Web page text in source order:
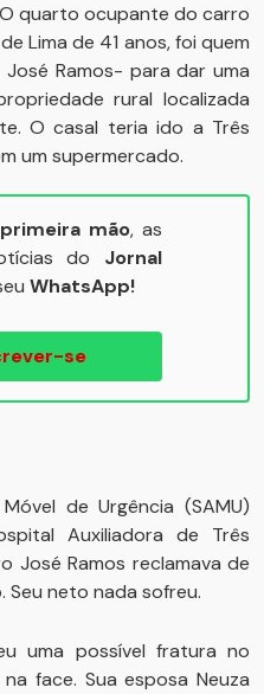
quarto ocupante do carro
Lima de 41 anos, foi quem
Ramos- para dar uma
rural localizada
O casal teria ido a Três
um supermercado.
primeira mão, as
do Jornal
WhatsApp!
se
de Urgência (SAMU)
Auxiliadora de Três
José Ramos reclamava de
neto nada sofreu.
uma possível fratura no
face. Sua esposa Neuza